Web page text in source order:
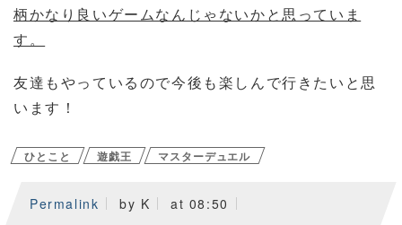
柄かなり良いゲームなんじゃないかと思っていま
す。
友達もやっているので今後も楽しんで行きたいと思
います！
ひとこと 遊戯王 マスターデュエル
Permalink by K at 08:50